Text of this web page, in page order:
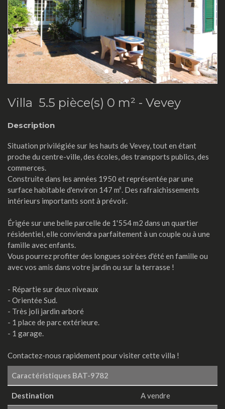
Villa 5.5 pièce(s) 0 m² - Vevey
Description
Situation privilégiée sur les hauts de Vevey, tout en étant
proche du centre-ville, des écoles, des transports publics, des
commerces.
Construite dans les années 1950 et représentée par une
surface habitable d'environ 147 m². Des rafraichissements
intérieurs importants sont à prévoir.
Érigée sur une belle parcelle de 1'554 m2 dans un quartier
résidentiel, elle conviendra parfaitement à un couple ou à une
famille avec enfants.
Vous pourrez profiter des longues soirées d'été en famille ou
avec vos amis dans votre jardin ou sur la terrasse !
- Répartie sur deux niveaux
- Orientée Sud.
- Très joli jardin arboré
- 1 place de parc extérieure.
- 1 garage.
Contactez-nous rapidement pour visiter cette villa !
Caractéristiques BAT-9782
Destination A vendre